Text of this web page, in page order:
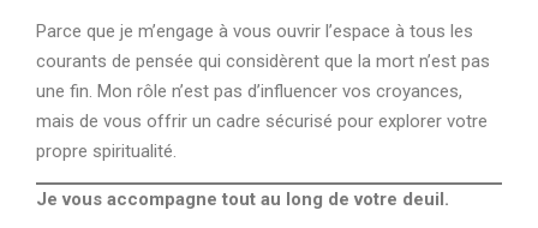
Parce que je m’engage à vous ouvrir l’espace à tous les
courants de pensée qui considèrent que la mort n’est pas
une fin. Mon rôle n’est pas d’influencer vos croyances,
mais de vous offrir un cadre sécurisé pour explorer votre
propre spiritualité.
Je vous accompagne tout au long de votre deuil.